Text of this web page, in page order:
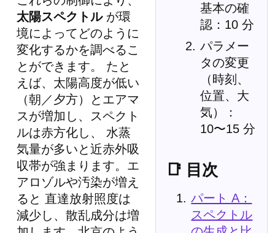
基本の確
認：10 分
パラメー
タの変更
（時刻、
位置、大
気）：
10〜15 分
📑 目次
パート A：
スペクトル
太陽スペクトルが環
境によってどのように
変化するかを調べるこ
とができます。 たと
えば、太陽高度が低い
（朝／夕方）とエアマ
スが増加し、スペクト
ルは赤方化し、 水蒸
気量が多いと近赤外吸
収帯が強まります。エ
アロゾルや汚染が増え
ると 直達放射照度は
減少し、散乱成分は増